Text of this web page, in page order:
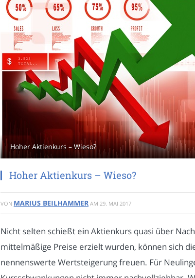
Hoher Aktienkurs – Wieso?
Hoher Aktienkurs – Wieso?
VON MARIUS BEILHAMMER AM 29. MAI 2017
Nicht selten schießt ein Aktienkurs quasi über
mittelmäßige Preise erzielt wurden, können sich
nennenswerte Wertsteigerung freuen. Für